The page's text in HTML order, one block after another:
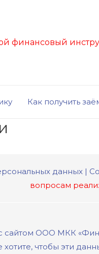
финансовый
Как получить
данных |
вопросам
сайтом ООО МКК
хотите, чтобы эти